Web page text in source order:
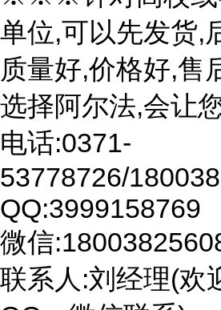
单位,可以先发货,
质量好,价格好,售
选择阿尔法,会让
电话:0371-
53778726/
QQ:3999158769
微信
联系人:刘经理(欢